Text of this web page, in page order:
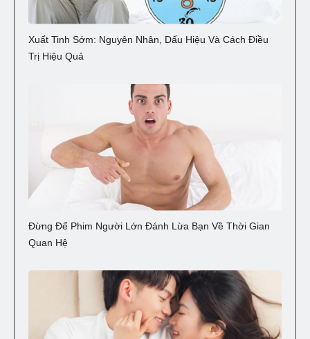
Xuất Tinh Sớm: Nguyên Nhân, Dấu Hiệu Và Cách Điều
Trị Hiệu Quả
Đừng Để Phim Người Lớn Đánh Lừa Bạn Về Thời Gian
Quan Hệ